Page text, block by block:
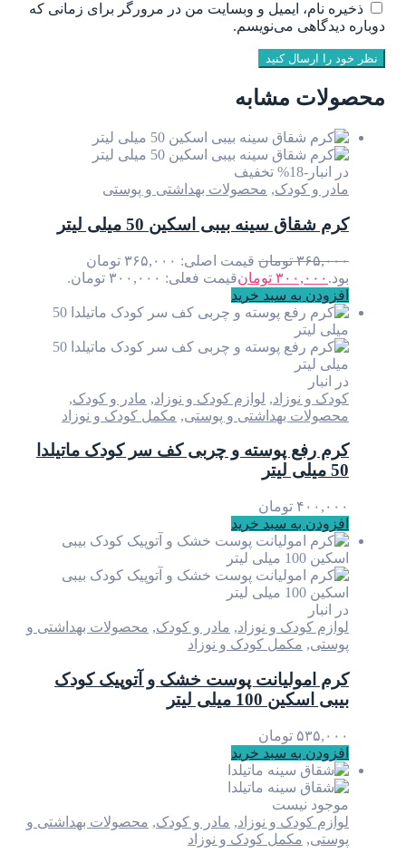
ذخیره نام، ایمیل و وبسایت من در مرورگر برای زمانی که
دوباره دیدگاهی می‌نویسم.
نظر خود را ارسال کنید
محصولات مشابه
در انبار -18% تخفیف
مادر و کودک, محصولات بهداشتی و پوستی
کرم شقاق سینه بیبی اسکین 50 میلی لیتر
۳۶۵,۰۰۰ تومان
قیمت اصلی: ۳۶۵,۰۰۰ تومان
بود. ۳۰۰,۰۰۰ تومانقیمت فعلی: ۳۰۰,۰۰۰ تومان.
افزودن به سبد خرید
در انبار
کودک و نوزاد, لوازم کودک و نوزاد, مادر و کودک,
محصولات بهداشتی و پوستی, مکمل کودک و نوزاد
کرم رفع پوسته و چربی کف سر کودک ماتیلدا
50 میلی لیتر
۴۰۰,۰۰۰ تومان
افزودن به سبد خرید
در انبار
لوازم کودک و نوزاد, مادر و کودک, محصولات بهداشتی و
پوستی, مکمل کودک و نوزاد
کرم امولیانت پوست خشک و آتوپیک کودک
بیبی اسکین 100 میلی لیتر
۵۳۵,۰۰۰ تومان
افزودن به سبد خرید
موجود نیست
لوازم کودک و نوزاد, مادر و کودک, محصولات بهداشتی و
پوستی, مکمل کودک و نوزاد